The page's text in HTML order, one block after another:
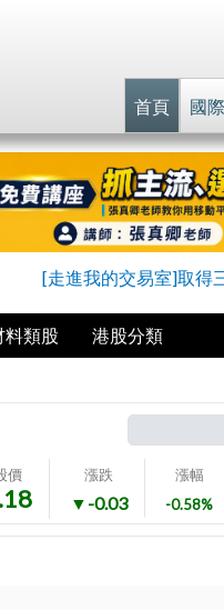
首頁 國
[走進我的交易室]取得
料類股 港股分類
價 漲跌
▼-0.03
漲幅
-0.58%